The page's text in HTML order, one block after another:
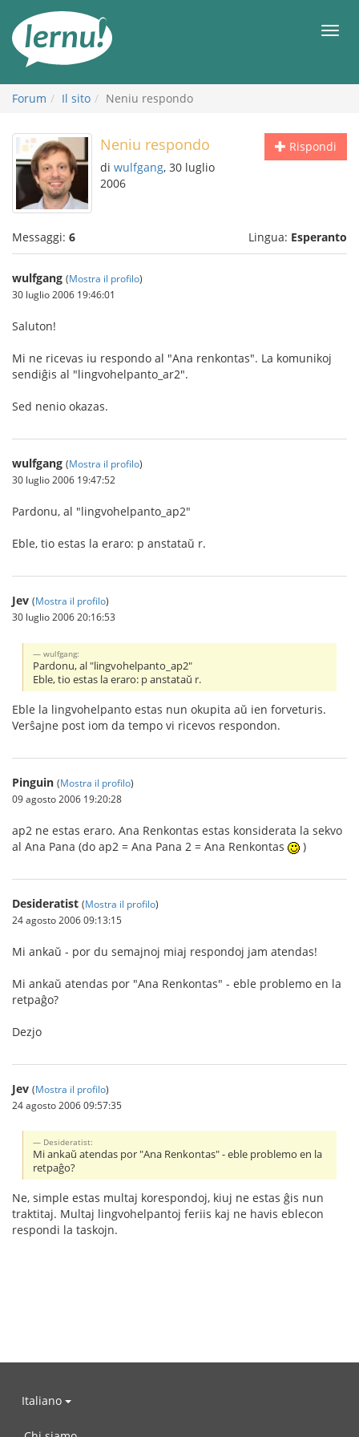
all’indice
Forum Il sito Neniu respondo
Rispondi
Neniu respondo
di wulfgang, 30 luglio
2006
Messaggi: 6 Lingua: Esperanto
wulfgang (Mostra il profilo)
30 luglio 2006 19:46:01
Saluton!
Mi ne ricevas iu respondo al "Ana renkontas". La komunikoj
sendiĝis al "lingvohelpanto_ar2".
Sed nenio okazas.
wulfgang (Mostra il profilo)
30 luglio 2006 19:47:52
Pardonu, al "lingvohelpanto_ap2"
Eble, tio estas la eraro: p anstataŭ r.
Jev (Mostra il profilo)
30 luglio 2006 20:16:53
wulfgang:
Pardonu, al "lingvohelpanto_ap2"
Eble, tio estas la eraro: p anstataŭ r.
Eble la lingvohelpanto estas nun okupita aŭ ien forveturis.
Verŝajne post iom da tempo vi ricevos respondon.
Pinguin (Mostra il profilo)
09 agosto 2006 19:20:28
ap2 ne estas eraro. Ana Renkontas estas konsiderata la sekvo
al Ana Pana (do ap2 = Ana Pana 2 = Ana Renkontas
)
Desideratist (Mostra il profilo)
24 agosto 2006 09:13:15
Mi ankaŭ - por du semajnoj miaj respondoj jam atendas!
Mi ankaŭ atendas por "Ana Renkontas" - eble problemo en la
retpaĝo?
Dezjo
Jev (Mostra il profilo)
24 agosto 2006 09:57:35
Desideratist:
Mi ankaŭ atendas por "Ana Renkontas" - eble problemo en la
retpaĝo?
Ne, simple estas multaj korespondoj, kiuj ne estas ĝis nun
traktitaj. Multaj lingvohelpantoj feriis kaj ne havis eblecon
respondi la taskojn.
Italiano